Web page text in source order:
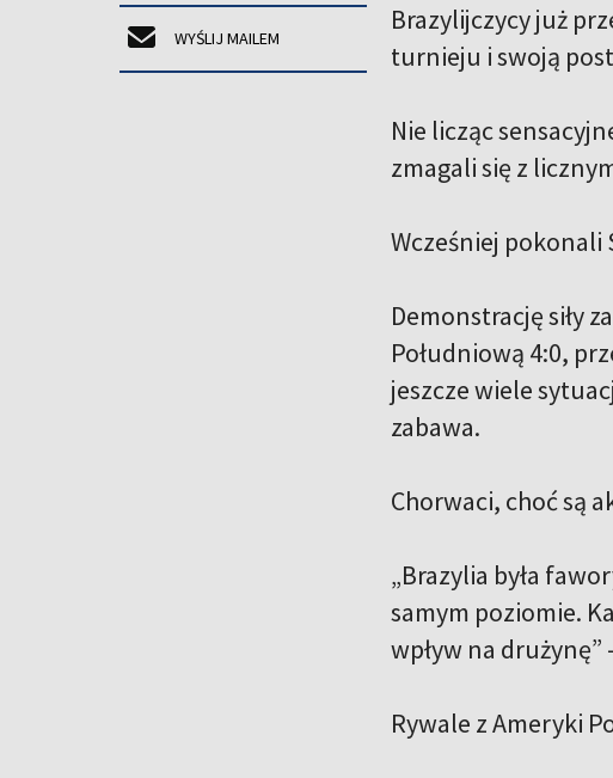
WYŚLIJ MAILEM
Brazylijczycy już
turnieju i swoją
Nie licząc
zmagali się z
Wcześniej pokonali
Demonstrację siły
Południową 4:0,
jeszcze wiele
zabawa.
Chorwaci, choć są
„Brazylia była
samym poziomie.
wpływ na
Rywale z Ameryki